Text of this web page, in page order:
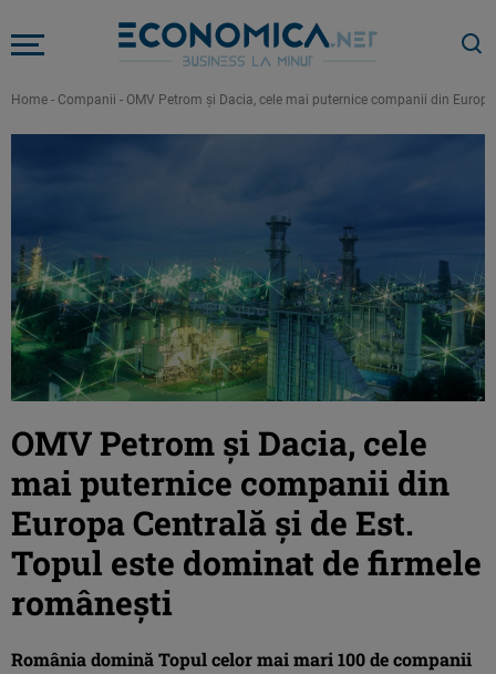
Home - Companii - OMV Petrom şi Dacia, cele mai puternice companii din
OMV Petrom şi Dacia, cele
mai puternice companii din
Europa Centrală şi de Est.
Topul este dominat de firmele
româneşti
România domină Topul celor mai mari 100 de companii